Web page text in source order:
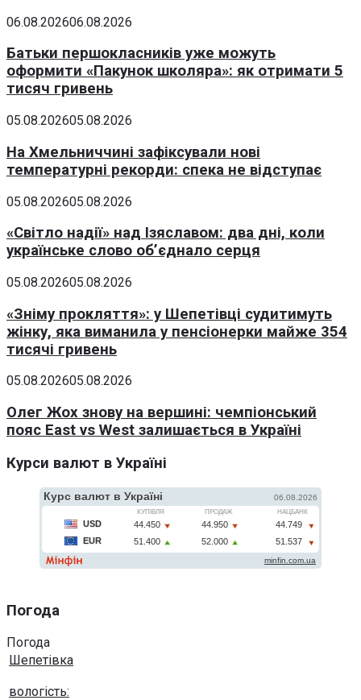
06.08.202606.08.2026
Батьки першокласників уже можуть
оформити «Пакунок школяра»: як отримати 5
тисяч гривень
05.08.202605.08.2026
На Хмельниччині зафіксували нові
температурні рекорди: спека не відступає
05.08.202605.08.2026
«Світло надії» над Ізяславом: два дні, коли
українське слово об’єднало серця
05.08.202605.08.2026
«Зніму прокляття»: у Шепетівці судитимуть
жінку, яка виманила у пенсіонерки майже 354
тисячі гривень
05.08.202605.08.2026
Олег Жох знову на вершині: чемпіонський
пояс East vs West залишається в Україні
Курси валют в Україні
Погода
Погода
Шепетівка
вологість: